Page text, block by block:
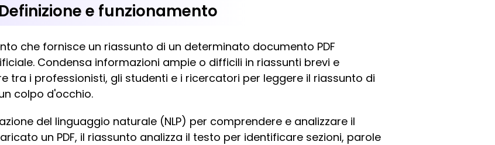
e funzionamento
che fornisce un riassunto di un determinato documento PDF
Condensa informazioni ampie o difficili in riassunti brevi e
tra i professionisti, gli studenti e i ricercatori per leggere il riassunto di
colpo d'occhio.
del linguaggio naturale (NLP) per comprendere e analizzare il
un PDF, il riassunto analizza il testo per identificare sezioni, parole